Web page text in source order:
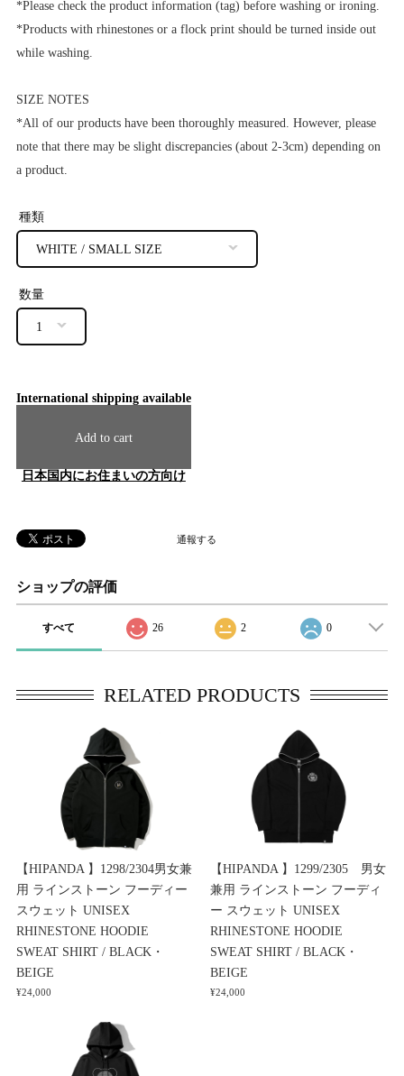
*Please check the product information (tag) before washing or ironing.
*Products with rhinestones or a flock print should be turned inside out
while washing.
SIZE NOTES
*All of our products have been thoroughly measured. However, please
note that there may be slight discrepancies (about 2-3cm) depending on
a product.
種類
数量
International shipping available
Add to cart
日本国内にお住まいの方向け
通報する
ショップの評価
すべて 26 2 0
RELATED PRODUCTS
【HIPANDA 】1298/2304男女兼
用 ラインストーン フーディー
スウェット UNISEX
RHINESTONE HOODIE
SWEAT SHIRT / BLACK・
BEIGE
¥24,000
【HIPANDA 】1299/2305 男女
兼用 ラインストーン フーディ
ー スウェット UNISEX
RHINESTONE HOODIE
SWEAT SHIRT / BLACK・
BEIGE
¥24,000